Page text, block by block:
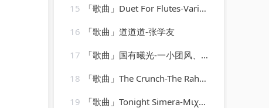
15
「歌曲」Duet For Flutes-Various Artists
16
「歌曲」道道道-张学友
17
「歌曲」国有曦光-一小团风、羲和_Xicole、洵风、之玄、孩子吃嘛找嘛去、公子祸水、颜柒CY、远平新、黄泊霖、浔漪Hazy
18
「歌曲」The Crunch-The Rah Band
19
「歌曲」Tonight Simera-Μιχάλης Χατζηγιάννης